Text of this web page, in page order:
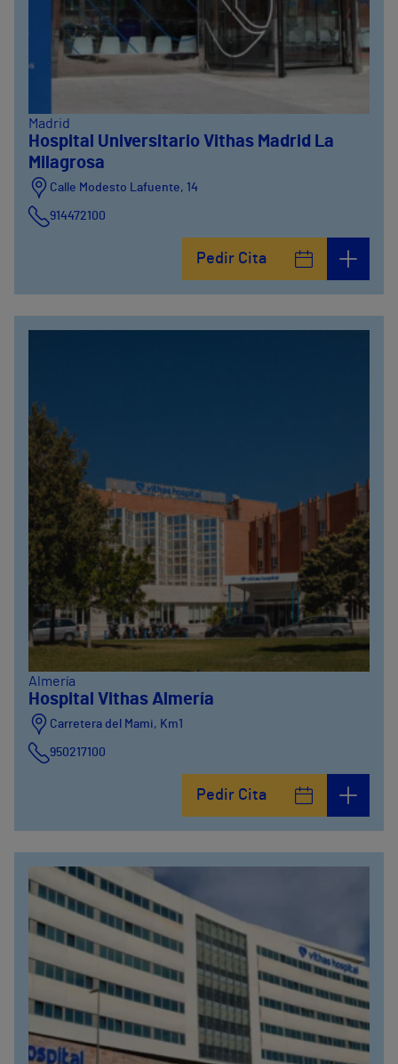
Madrid
Hospital Universitario Vithas Madrid La
Milagrosa
Calle Modesto Lafuente, 14
914472100
Pedir Cita
Almería
Hospital Vithas Almería
Carretera del Mami, Km1
950217100
Pedir Cita